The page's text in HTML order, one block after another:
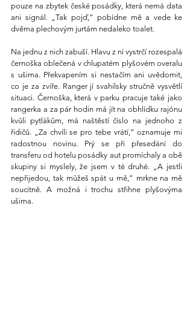
pouze na zbytek české posádky, která nemá data
ani signál. „Tak pojď,” pobídne mě a vede ke
dvěma plechovým jurtám nedaleko toalet.
Na jednu z nich zabuší. Hlavu z ní vystrčí rozespalá
černoška oblečená v chlupatém plyšovém overalu
s ušima. Překvapením si nestačím ani uvědomit,
co je za zvíře. Ranger jí svahilsky stručně vysvětlí
situaci. Černoška, která v parku pracuje také jako
rangerka a za pár hodin má jít na obhlídku rajónu
kvůli pytlákům, má naštěstí číslo na jednoho z
řidičů. „Za chvíli se pro tebe vrátí,” oznamuje mi
radostnou novinu. Prý se při přesedání do
transferu od hotelu posádky aut promíchaly a obě
skupiny si myslely, že jsem v té druhé. „A jestli
nepřijedou, tak můžeš spát u mě,” mrkne na mě
soucitně. A možná i trochu střihne plyšovýma
ušima.